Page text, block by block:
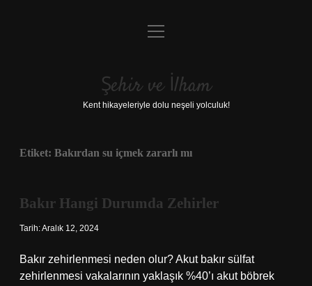
Anasayfa
Yasal Uyarı
menüyü
Şehir ve İlham
Kent hikayeleriyle dolu neşeli yolculuk!
Etiket: Bakırdan su içmek zararlı mı
Bakır Hangi Durumda Zehirler
Tarih: Aralık 12, 2024
Bakır zehirlenmesi neden olur? Akut bakır sülfat
zehirlenmesi vakalarının yaklaşık %40’ı akut böbrek